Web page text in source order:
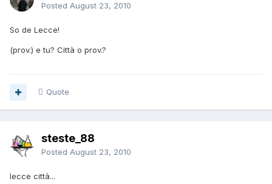
Posted August 23, 2010
So de Lecce!
(prov.) e tu? Città o prov.?
Quote
steste_88
Posted August 23, 2010
lecce città...